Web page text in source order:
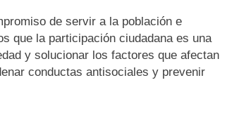
de servir a la población e
que la participación ciudadana es una
y solucionar los factores que afectan
conductas antisociales y prevenir